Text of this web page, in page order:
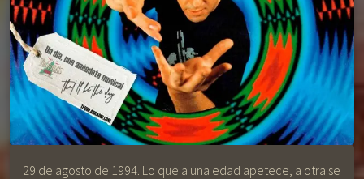
29 de agosto de 1994. Lo que a una edad apetece, a otra se